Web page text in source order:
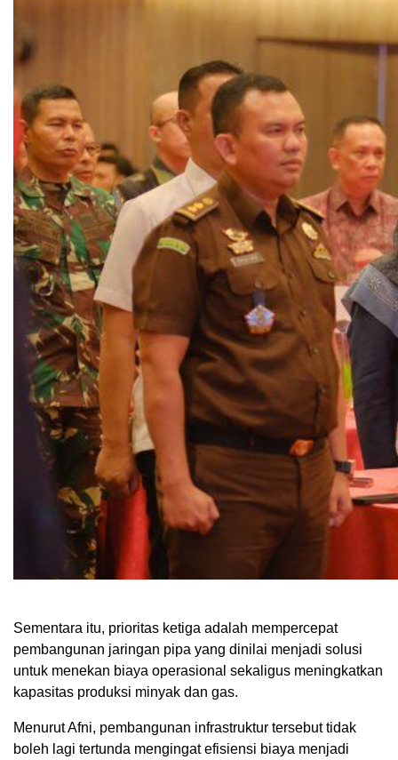
Sementara itu, prioritas ketiga adalah mempercepat
pembangunan jaringan pipa yang dinilai menjadi solusi
untuk menekan biaya operasional sekaligus meningkatkan
kapasitas produksi minyak dan gas.
Menurut Afni, pembangunan infrastruktur tersebut tidak
boleh lagi tertunda mengingat efisiensi biaya menjadi